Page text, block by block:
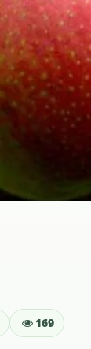
169